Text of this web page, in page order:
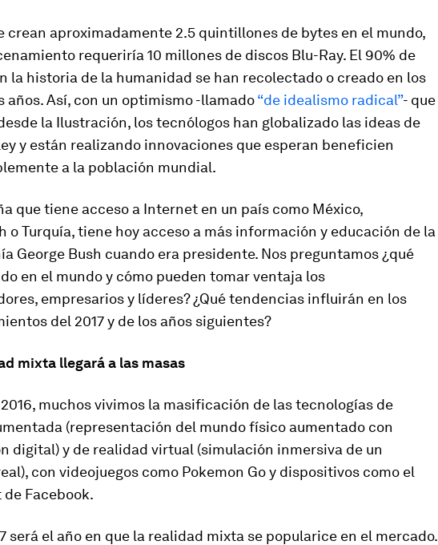
crean aproximadamente 2.5 quintillones de bytes en el mundo,
requeriría 10 millones de discos Blu-Ray. El 90% de
la historia de la humanidad se han recolectado o creado en los
años. Así, con un optimismo -llamado“de idealismo radical”- que
la Ilustración, los tecnólogos han globalizado las ideas de
y están realizando innovaciones que esperan beneficien
a la población mundial.
que tiene acceso a Internet en un país como México,
o Turquía, tiene hoy acceso a más información y educación de la
George Bush cuando era presidente. Nos preguntamos ¿qué
en el mundo y cómo pueden tomar ventaja los
empresarios y líderes? ¿Qué tendencias influirán en los
del 2017 y de los años siguientes?
mixta llegará a las masas
muchos vivimos la masificación de las tecnologías de
(representación del mundo físico aumentado con
digital) y de realidad virtual (simulación inmersiva de un
con videojuegos como Pokemon Go y dispositivos como el
Facebook.
será el año en que la realidad mixta se popularice en el mercado.